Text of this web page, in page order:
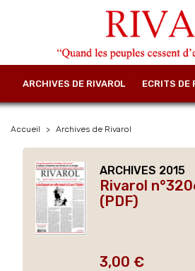
ARCHIVES DE RIVAROL ECRITS DE
Accueil Archives de Rivarol
ARCHIVES 2015
Rivarol
(PDF)
Prix
3,00 €